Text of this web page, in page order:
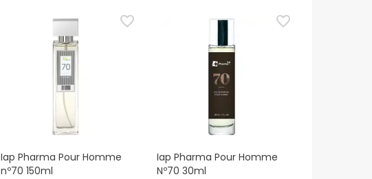
Iap Pharma Pour Homme
nº70 150ml
Iap Pharma Pour Homme
Nº70 30ml